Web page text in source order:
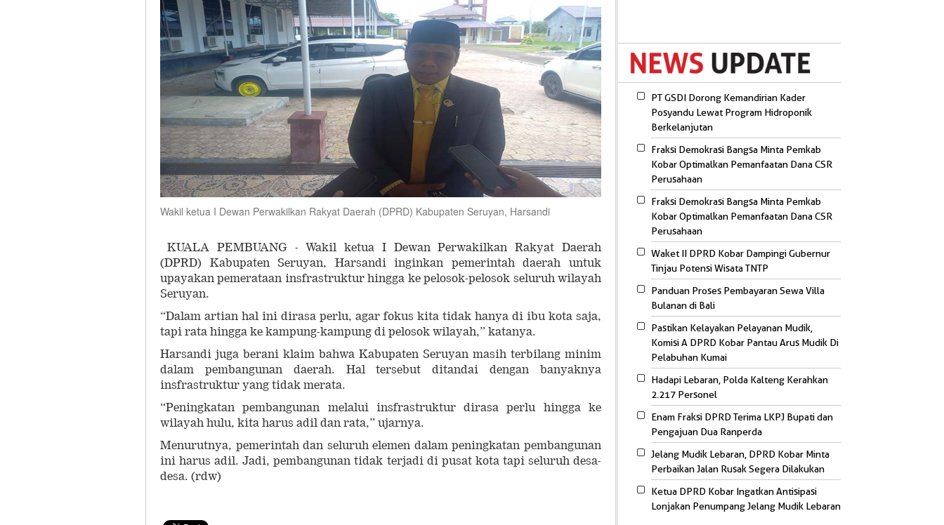
Wakil ketua I Dewan Perwakilkan Rakyat Daerah (DPRD) Kabupaten Seruyan, Harsandi
KUALA PEMBUANG - Wakil ketua I Dewan Perwakilkan Rakyat Daerah
(DPRD) Kabupaten Seruyan, Harsandi inginkan pemerintah daerah untuk
upayakan pemerataan insfrastruktur hingga ke pelosok-pelosok seluruh wilayah
Seruyan.
“Dalam artian hal ini dirasa perlu, agar fokus kita tidak hanya di ibu kota saja,
tapi rata hingga ke kampung-kampung di pelosok wilayah,” katanya.
Harsandi juga berani klaim bahwa Kabupaten Seruyan masih terbilang minim
dalam pembangunan daerah. Hal tersebut ditandai dengan banyaknya
insfrastruktur yang tidak merata.
“Peningkatan pembangunan melalui insfrastruktur dirasa perlu hingga ke
wilayah hulu, kita harus adil dan rata,” ujarnya.
Menurutnya, pemerintah dan seluruh elemen dalam peningkatan pembangunan
ini harus adil. Jadi, pembangunan tidak terjadi di pusat kota tapi seluruh desa-
desa. (rdw)
PT GSDI Dorong Kemandirian Kader
Posyandu Lewat Program Hidroponik
Berkelanjutan
Fraksi Demokrasi Bangsa Minta Pemkab
Kobar Optimalkan Pemanfaatan Dana CSR
Perusahaan
Fraksi Demokrasi Bangsa Minta Pemkab
Kobar Optimalkan Pemanfaatan Dana CSR
Perusahaan
Waket II DPRD Kobar Dampingi Gubernur
Tinjau Potensi Wisata TNTP
Panduan Proses Pembayaran Sewa Villa
Bulanan di Bali
Pastikan Kelayakan Pelayanan Mudik,
Komisi A DPRD Kobar Pantau Arus Mudik Di
Pelabuhan Kumai
Hadapi Lebaran, Polda Kalteng Kerahkan
2.217 Personel
Enam Fraksi DPRD Terima LKPJ Bupati dan
Pengajuan Dua Ranperda
Jelang Mudik Lebaran, DPRD Kobar Minta
Perbaikan Jalan Rusak Segera Dilakukan
Ketua DPRD Kobar Ingatkan Antisipasi
Lonjakan Penumpang Jelang Mudik Lebaran